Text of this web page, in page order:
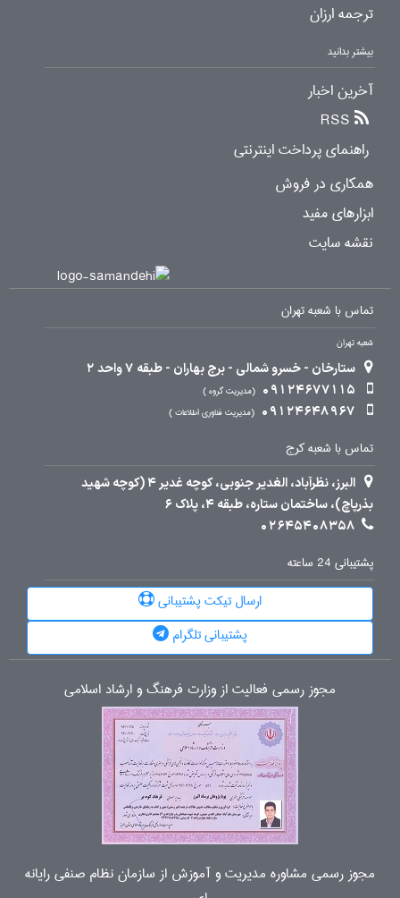
ترجمه ارزان
بیشتر بدانید
آخرین اخبار
RSS
راهنمای پرداخت اینترنتی
همکاری در فروش
ابزارهای مفید
نقشه سایت
تماس با شعبه تهران
شعبه تهران
ستارخان - خسرو شمالی - برج بهاران - طبقه 7 واحد 2
09124677115
مدیریت گروه
09124648967 مدیریت فناوری اطلاعات
تماس با شعبه کرج
البرز، نظرآباد، الغدیر جنوبی، کوچه غدیر 4 (کوچه شهید
بذرپاچ)، ساختمان ستاره، طبقه 4، پلاک 6
02645408358
پشتیبانی 24 ساعته
ارسال تیکت پشتیبانی
پشتیبانی تلگرام
مجوز رسمی فعالیت از وزارت فرهنگ و ارشاد اسلامی
مجوز رسمی مشاوره مدیریت و آموزش از سازمان نظام صنفی رایانه